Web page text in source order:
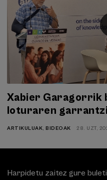
Xabier Garagorrik
loturaren
ARTIKULUAK,BIDEOAK 28. UZT,
Harpidetu zaitez gure